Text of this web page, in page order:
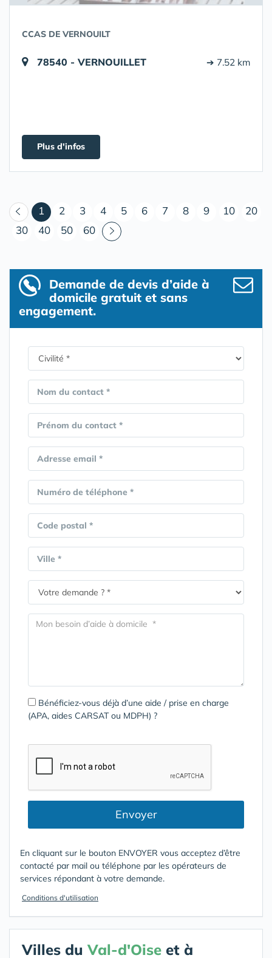
CCAS DE VERNOUILT
78540 - VERNOUILLET ➔ 7.52 km
Plus d'infos
1 (courant)
2 3 4 5 6 7 8 9 10
20
30
40 50 60
Demande de devis d’aide à
domicile gratuit et sans
engagement.
Nom du contact *
Prénom du contact *
Adresse email *
Numéro de téléphone *
Code postal *
Ville *
Bénéficiez-vous déjà d’une aide / prise en charge
(APA, aides CARSAT ou MDPH) ?
Envoyer
En cliquant sur le bouton ENVOYER vous acceptez d’être
contacté par mail ou téléphone par les opérateurs de
services répondant à votre demande.
Conditions d'utilisation
Villes du Val-d'Oise et à